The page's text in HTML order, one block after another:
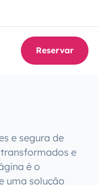
Reservar
e segura de
e
é o
uma solução